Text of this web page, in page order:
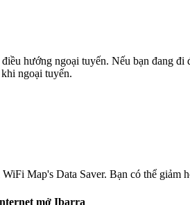
hướng ngoại tuyến. Nếu bạn đang
ngoại tuyến.
Map's Data Saver. Bạn có thể giảm
mở Ibarra